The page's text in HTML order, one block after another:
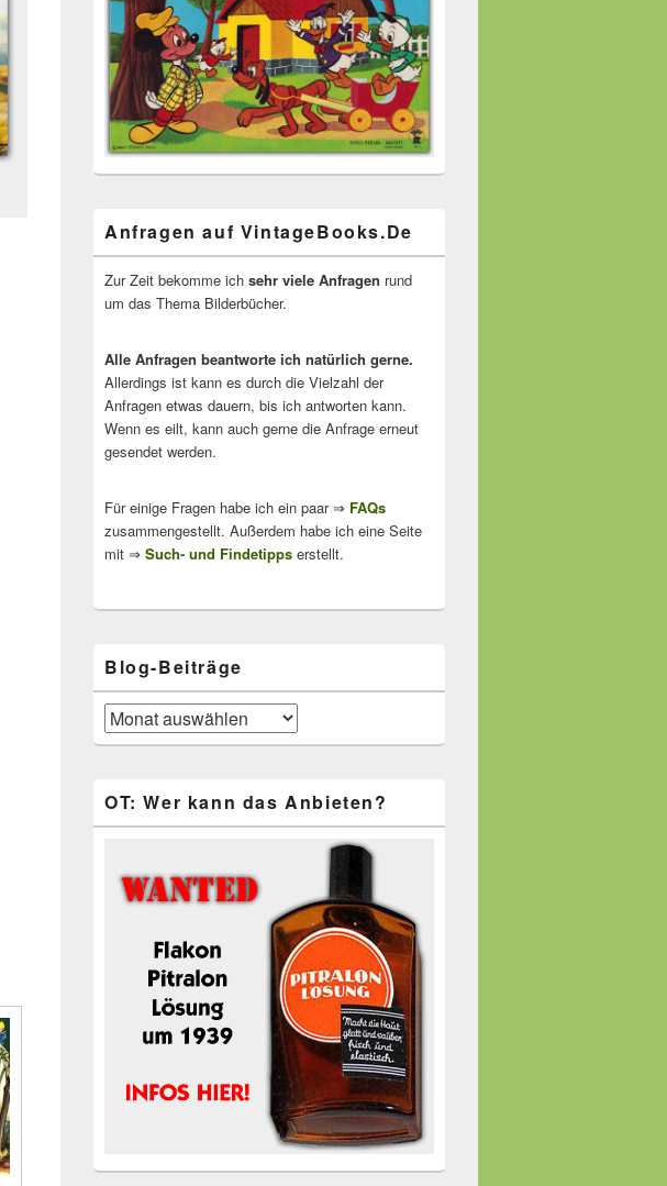
Anfragen auf VintageBooks.De
Zur Zeit bekomme ich sehr viele Anfragen rund
um das Thema Bilderbücher.
Alle Anfragen beantworte ich natürlich gerne.
Allerdings ist kann es durch die Vielzahl der
Anfragen etwas dauern, bis ich antworten kann.
Wenn es eilt, kann auch gerne die Anfrage erneut
gesendet werden.
Für einige Fragen habe ich ein paar ⇒ FAQs
zusammengestellt. Außerdem habe ich eine Seite
mit ⇒ Such- und Findetipps erstellt.
Blog-Beiträge
Blog-
Beiträge
OT: Wer kann das Anbieten?